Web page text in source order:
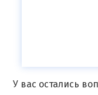
У вас остались